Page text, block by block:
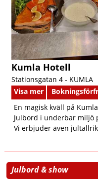
Kumla Hotell
Stationsgatan 4 - KUMLA
Visa mer
En magisk kväll på
Julbord i underbar miljö
Vi erbjuder även
Julbord & show